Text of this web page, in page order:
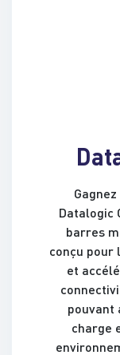
Datalogic
barres
conçu pour
et
pouvant
charge